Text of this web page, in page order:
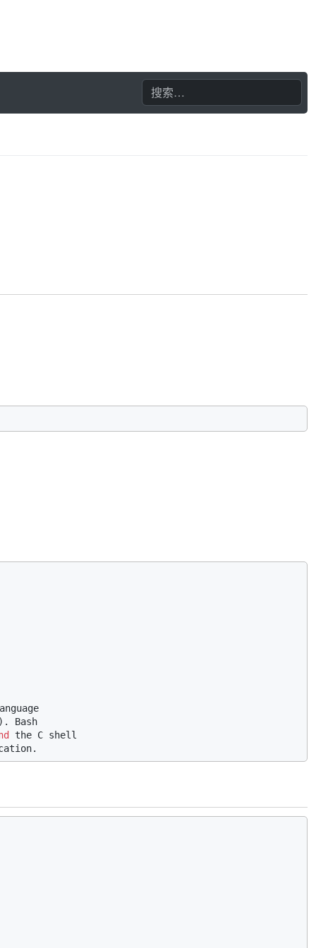
). Bash
the C shell